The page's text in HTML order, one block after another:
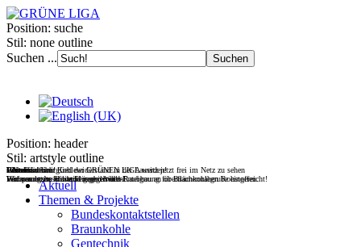
Position: suche
Stil: none outline
Suchen ...
Position: header
Stil: artstyle outline
Filmdoku über Kohlewiderstand in der Lausitz jetzt frei im Netz zu sehen
Gesteinsabbau
Wir vernetzen Initiativen gegen den Raubbau an oberflächennahen Rohstoffen.
Wasser
Europas letzte wilde Flüsse retten!
Wohnen
Wohnraum im Bestand mobilisieren!
UNverkäuflich!
Verfassungsbeschwerde gegen Wald-Enteignung für Braunkohlegrube eingereicht!
Jetzt Fördermitglied der GRÜNEN LIGA werden!
Aktuell
Themen & Projekte
Bundeskontaktstellen
Braunkohle
Gentechnik